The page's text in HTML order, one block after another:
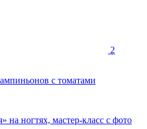
2
с томатами
на ногтях, мастер-класс с фото